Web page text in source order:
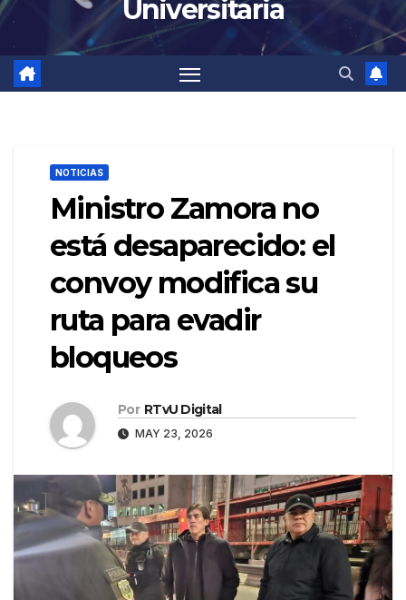
Universitaria
NOTICIAS
Ministro Zamora no
está desaparecido: el
convoy modifica su
ruta para evadir
bloqueos
Por RTvU Digital
MAY 23, 2026